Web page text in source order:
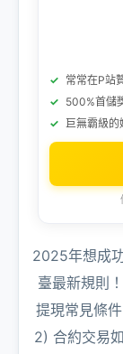
常常在P站
500%首儲
巨無霸級
2025年想成
臺最新規則
提現常見條
2) 合約交易